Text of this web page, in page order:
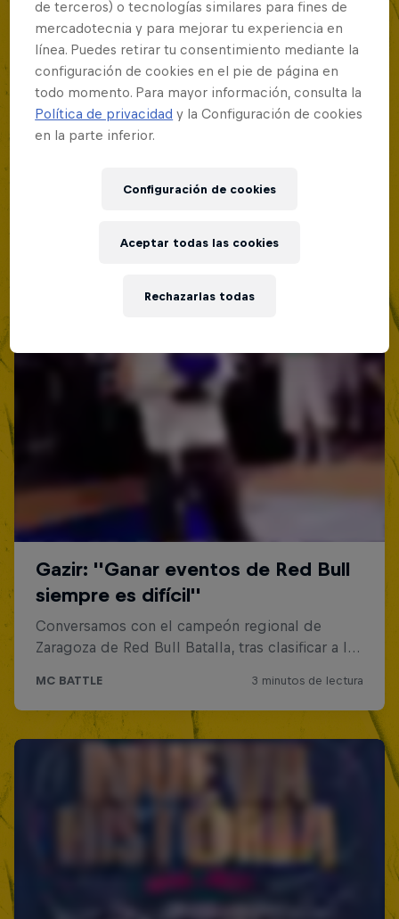
Red Bull Batalla Final Torneo de Plazas
2026
19 Septiembre 2026
Lima, Peru
de terceros) o tecnologías similares para fines de
mercadotecnia y para mejorar tu experiencia en
línea. Puedes retirar tu consentimiento mediante la
configuración de cookies en el pie de página en
todo momento. Para mayor información, consulta la
Política de privacidad y la Configuración de cookies
en la parte inferior.
Configuración de cookies
Rechazarlas todas
Aceptar todas las cookies